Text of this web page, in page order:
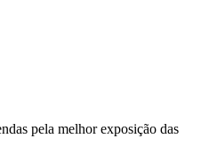
pela melhor exposição das